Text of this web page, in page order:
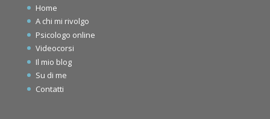
Home
A chi mi rivolgo
Psicologo online
Videocorsi
Il mio blog
Su di me
Contatti